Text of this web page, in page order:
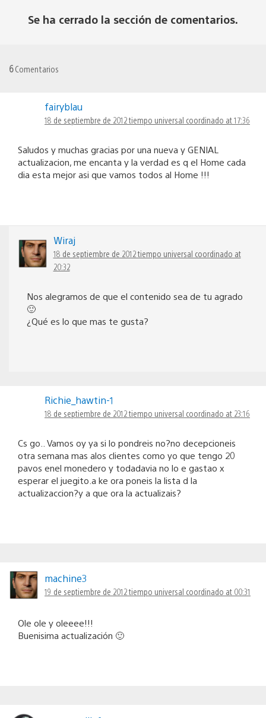
Se ha cerrado la sección de comentarios.
6Comentarios
fairyblau
18 de septiembre de 2012 tiempo universal coordinado at 17:36
Saludos y muchas gracias por una nueva y GENIAL
actualizacion, me encanta y la verdad es q el Home cada
dia esta mejor asi que vamos todos al Home !!!
Wiraj
18 de septiembre de 2012 tiempo universal coordinado at
20:32
Nos alegramos de que el contenido sea de tu agrado
🙂
¿Qué es lo que mas te gusta?
Richie_hawtin-1
18 de septiembre de 2012 tiempo universal coordinado at 23:16
Cs go.. Vamos oy ya si lo pondreis no?no decepcioneis
otra semana mas alos clientes como yo que tengo 20
pavos enel monedero y todadavia no lo e gastao x
esperar el juegito.a ke ora poneis la lista d la
actualizaccion?y a que ora la actualizais?
machine3
19 de septiembre de 2012 tiempo universal coordinado at 00:31
Ole ole y oleeee!!!
Buenisima actualización 🙂